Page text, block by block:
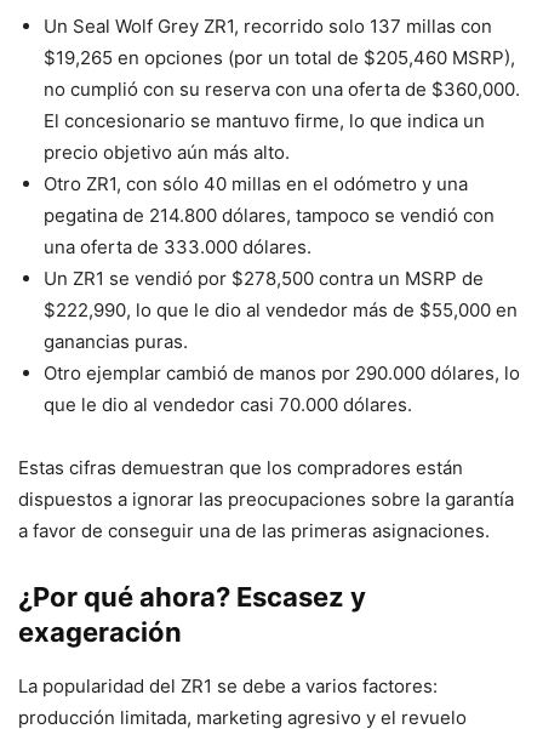
Un Seal Wolf Grey ZR1, recorrido solo 137 millas con
$19,265 en opciones (por un total de $205,460 MSRP),
no cumplió con su reserva con una oferta de $360,000.
El concesionario se mantuvo firme, lo que indica un
precio objetivo aún más alto.
Otro ZR1, con sólo 40 millas en el odómetro y una
pegatina de 214.800 dólares, tampoco se vendió con
una oferta de 333.000 dólares.
Un ZR1 se vendió por $278,500 contra un MSRP de
$222,990, lo que le dio al vendedor más de $55,000 en
ganancias puras.
Otro ejemplar cambió de manos por 290.000 dólares, lo
que le dio al vendedor casi 70.000 dólares.
Estas cifras demuestran que los compradores están
dispuestos a ignorar las preocupaciones sobre la garantía
a favor de conseguir una de las primeras asignaciones.
¿Por qué ahora? Escasez y
exageración
La popularidad del ZR1 se debe a varios factores:
producción limitada, marketing agresivo y el revuelo